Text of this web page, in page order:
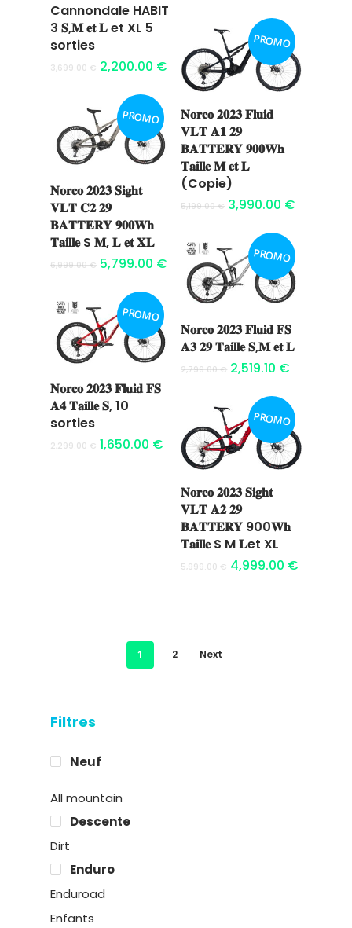
Filtres
Neuf
All mountain
Descente
Dirt
Enduro
Enduroad
Enfants
Ajouter au
panier
Cannondale HABIT
3 𝐒,𝐌 𝐞𝐭 𝐋 et XL 5
sorties
3,699.00€ 2,200.00 €
PROMO
Ajouter au
panier
𝐍𝐨𝐫𝐜𝐨 𝟐𝟎𝟐𝟑 𝐅𝐥𝐮𝐢𝐝
𝐕𝐋𝐓 𝐀𝟏 𝟐𝟗
𝐁𝐀𝐓𝐓𝐄𝐑𝐘 𝟗𝟎𝟎𝐖𝐡
𝐓𝐚𝐢𝐥𝐥𝐞 𝐌 𝐞𝐭 𝐋
(Copie)
5,199.00€ 3,990.00 €
PROMO
Ajouter au
panier
𝐍𝐨𝐫𝐜𝐨 𝟐𝟎𝟐𝟑 𝐒𝐢𝐠𝐡𝐭
𝐕𝐋𝐓 𝐂𝟐 𝟐𝟗
𝐁𝐀𝐓𝐓𝐄𝐑𝐘 𝟗𝟎𝟎𝐖𝐡
𝐓𝐚𝐢𝐥𝐥𝐞 S 𝐌, 𝐋 𝐞𝐭 𝐗𝐋
6,999.00€ 5,799.00 € PROMO
Ajouter au
panier
𝐍𝐨𝐫𝐜𝐨 𝟐𝟎𝟐𝟑 𝐅𝐥𝐮𝐢𝐝 𝐅𝐒
𝐀𝟑 𝟐𝟗 𝐓𝐚𝐢𝐥𝐥𝐞 𝐒,𝐌 𝐞𝐭 𝐋
2,799.00€ 2,519.10 €
PROMO
Ajouter au
panier
𝐍𝐨𝐫𝐜𝐨 𝟐𝟎𝟐𝟑 𝐅𝐥𝐮𝐢𝐝 𝐅𝐒
𝐀𝟒 𝐓𝐚𝐢𝐥𝐥𝐞 𝐒, 10
sorties
2,299.00€ 1,650.00 €
PROMO
Ajouter au
panier
𝐍𝐨𝐫𝐜𝐨 𝟐𝟎𝟐𝟑 𝐒𝐢𝐠𝐡𝐭
𝐕𝐋𝐓 𝐀𝟐 𝟐𝟗
𝐁𝐀𝐓𝐓𝐄𝐑𝐘 900𝐖𝐡
𝐓𝐚𝐢𝐥𝐥𝐞 S M 𝐋et XL
5,999.00€ 4,999.00 €
1 2 Next
Location
Boutique